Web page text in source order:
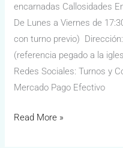
encarnadas Callosidades
De Lunes a Viernes de
con turno previo)
(referencia pegado a la
Redes Sociales: Turnos y
Mercado Pago Efectivo
Read More »